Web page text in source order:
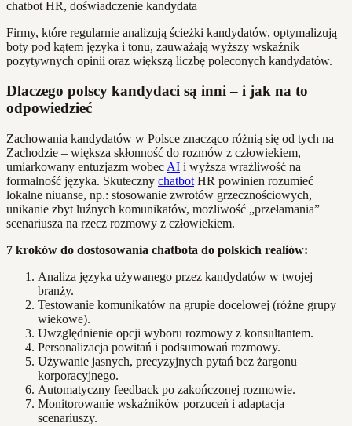
Firmy, które regularnie analizują ścieżki kandydatów, optymalizują
boty pod kątem języka i tonu, zauważają wyższy wskaźnik
pozytywnych opinii oraz większą liczbę poleconych kandydatów.
Dlaczego polscy kandydaci są inni – i jak na to
odpowiedzieć
Zachowania kandydatów w Polsce znacząco różnią się od tych na
Zachodzie – większa skłonność do rozmów z człowiekiem,
umiarkowany entuzjazm wobec AI i wyższa wrażliwość na
formalność języka. Skuteczny chatbot HR powinien rozumieć
lokalne niuanse, np.: stosowanie zwrotów grzecznościowych,
unikanie zbyt luźnych komunikatów, możliwość „przełamania”
scenariusza na rzecz rozmowy z człowiekiem.
7 kroków do dostosowania chatbota do polskich realiów:
Analiza języka używanego przez kandydatów w twojej
branży.
Testowanie komunikatów na grupie docelowej (różne grupy
wiekowe).
Uwzględnienie opcji wyboru rozmowy z konsultantem.
Personalizacja powitań i podsumowań rozmowy.
Używanie jasnych, precyzyjnych pytań bez żargonu
korporacyjnego.
Automatyczny feedback po zakończonej rozmowie.
Monitorowanie wskaźników porzuceń i adaptacja
scenariuszy.